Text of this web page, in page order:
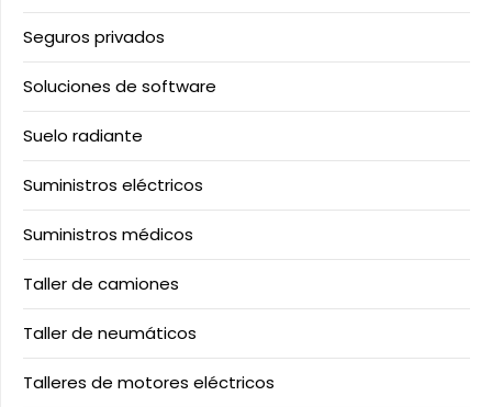
Seguros privados
Soluciones de software
Suelo radiante
Suministros eléctricos
Suministros médicos
Taller de camiones
Taller de neumáticos
Talleres de motores eléctricos